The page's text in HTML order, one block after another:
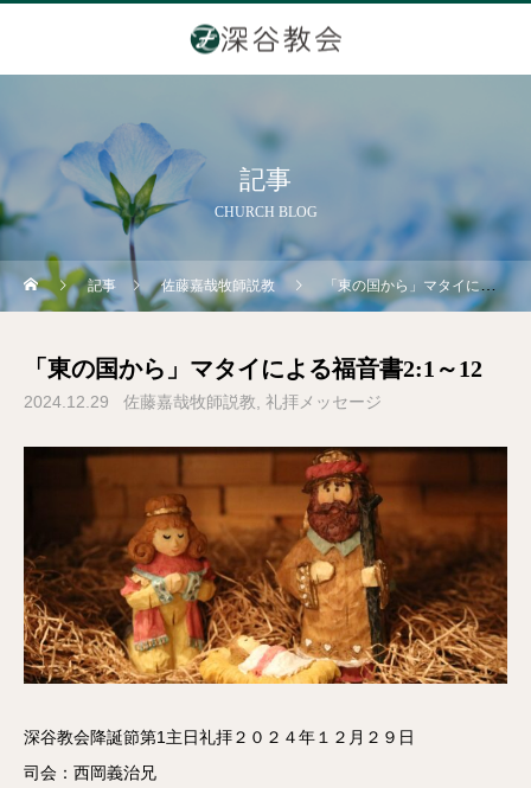
記事
CHURCH BLOG
記事 佐藤嘉哉牧師説教 「東の国から」マタイによる福音書2:1～12
「東の国から」マタイによる福音書2:1～12
2024.12.29 佐藤嘉哉牧師説教 礼拝メッセージ
深谷教会降誕節第1主日礼拝２０２４年１２月２９日
司会：西岡義治兄